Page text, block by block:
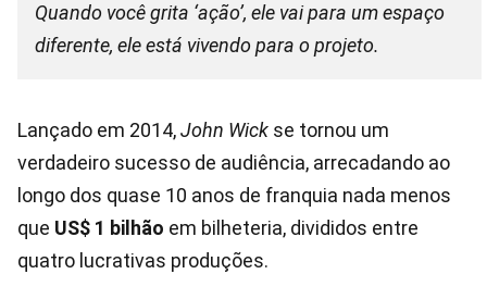
Quando você grita ‘ação’, ele vai para um espaço
diferente, ele está vivendo para o projeto.
Lançado em 2014,John Wick se tornou um
verdadeiro sucesso de audiência, arrecadando ao
longo dos quase 10 anos de franquia nada menos
que US$ 1 bilhão em bilheteria, divididos entre
quatro lucrativas produções.